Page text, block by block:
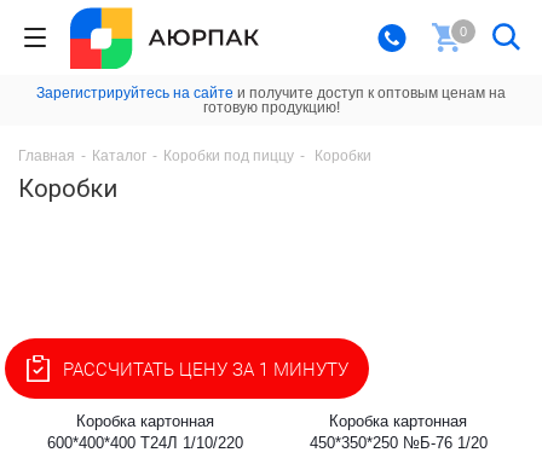
0
Зарегистрируйтесь на сайте и получите доступ к оптовым ценам на
готовую продукцию!
Главная - Каталог - Коробки под пиццу - Коробки
Коробки
Коробка картонная
600*400*400 Т24Л 1/10/220
Коробка картонная
450*350*250 №Б-76 1/20
РАССЧИТАТЬ ЦЕНУ ЗА 1 МИНУТУ